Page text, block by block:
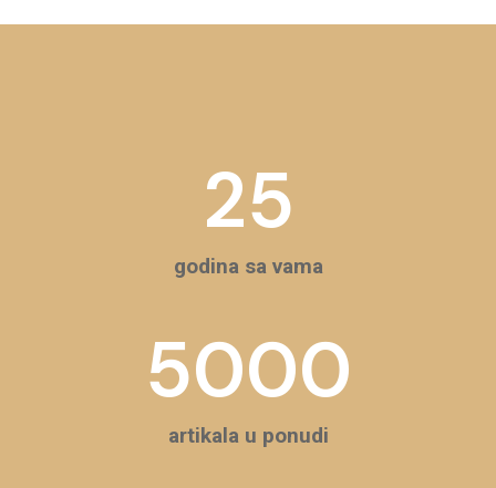
25
godina sa vama
5000
artikala u ponudi